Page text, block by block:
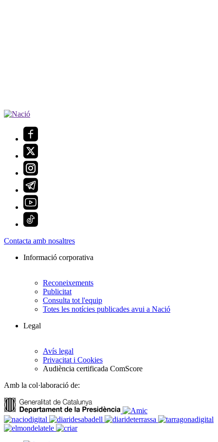
Contacta amb nosaltres
Informació corporativa
Reconeixements
Publicitat
Consulta tot l'equip
Totes les notícies publicades avui a Nació
Legal
Avís legal
Privacitat i Cookies
Audiència certificada ComScore
Amb la col·laboració de: